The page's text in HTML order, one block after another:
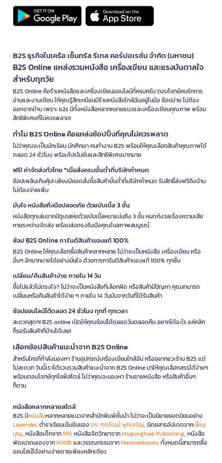
B2S ธุรกิจในเครือ เซ็นทรัล รีเทล คอร์ปอเรชั่น จำกัด (มหาชน)
B2S Online แหล่งรวมหนังสือ เครื่องเขียน และแรงบันดาลใจ
สำหรับทุกวัย
B2S Online คือร้านหนังสือและเครื่องเขียนออนไลน์ที่ครบครัน ตอบโจทย์คนรักการ
อ่านและงานเขียน ให้คุณรู้สึกเหมือนมีร้านหนังสือใกล้ฉันอยู่ในมือ ช้อปง่าย ไม่ต้อง
ออกจากบ้าน เพราะ b2s มีทั้งหนังสือหลากหลายแนวและเครื่องเขียนคุณภาพ พร้อม
สิทธิพิเศษที่ไม่ควรพลาด!
ทำไม B2S Online คือแหล่งช้อปปิ้งที่คุณไม่ควรพลาด
ไม่ว่าคุณจะเป็นนักเรียน นักศึกษา คนทำงาน B2S พร้อมให้คุณเลือกสินค้าคุณภาพได้
ตลอด 24 ชั่วโมง พร้อมโปรโมชั่นและสิทธิพิเศษมากมาย
ฟรี! ค่าจัดส่งทั่วไทย *เมื่อสั่งครบขั้นต่ำที่บริษัทกำหนด
ช้อปเพลินเกินคุ้ม! เพียงมียอดสั่งซื้อสินค้าขั้นต่ำที่บริษัทกำหนด รับสิทธิ์ส่งฟรีถึงบ้าน
ไม่ต้องจ่ายเพิ่ม
มั่นใจ หนังสือถึงมือปลอดภัย ด้วยบับเบิ้ล 3 ชั้น
หนังสือทุกเล่มจากบีทูเอสห่อด้วยบับเบิ้ลหนาแน่นถึง 3 ชั้น หมดกังวลเรื่องความเสีย
หายระหว่างจัดส่ง พร้อมส่งตรงถึงมือคุณในสภาพสมบูรณ์
ช้อป B2S Online การันตีสินค้าของแท้ 100%
B2S Online ให้คุณเลือกซื้อสินค้าหลากหลาย ไม่ว่าจะเป็นหนังสือ เครื่องเขียน หรือ
อื่นๆ อีกมากมายได้อย่างมั่นใจ ด้วยการการันตีสินค้าของแท้ 100% ทุกชิ้น
เปลี่ยน/คืนสินค้าง่าย ภายใน 14 วัน
ซื้อไปแล้วไม่ตรงใจ? ไม่ว่าจะเป็นหนังสือที่เลือกผิด หรือสินค้ามีปัญหา คุณสามารถ
เปลี่ยนหรือคืนสินค้าได้ง่าย ๆ ภายใน 14 วันนับจากวันที่ได้รับสินค้า
ช้อปออนไลน์ได้ตลอด 24 ชั่วโมง ทุกที่ ทุกเวลา
สะดวกสุดๆ! B2S online เปิดให้คุณช้อปได้ตลอดวันตลอดคืน อยากได้อะไร แค่คลิก
ก็รอรับสินค้าที่บ้านได้เลย!
เลือกช้อปสินค้าแนะนำจาก B2S Online
สำหรับใครที่กำลังมองหา ร้านอุปกรณ์เครื่องเขียนใกล้ฉัน หรืออยากแวะร้าน B2S แต่
ไม่สะดวก วันนี้เราได้รวบรวมสินค้าแนะนำจาก B2S Online มาให้คุณเลือกสรรได้ง่ายๆ
พร้อมตอบโจทย์ทุกไลฟ์สไตล์ ไม่ว่าคุณจะมองหา ร้านขายหนังสือ หรือสินค้าอื่นๆ
ก็ตาม
หนังสือหลากหลายสไตล์
B2S มีหนังสือหลากหลายแนวจากสำนักพิมพ์ชั้นนำ ไม่ว่าจะเป็นนิยายยอดนิยมอย่าง
Lavender, ตำราเรียนเข้มข้นของดร. ศุภวัฒน์ พุกเจริญ, นิตยสารอัปเดตจากเพ็ญ
บุญ, หนังสือเด็กจากMIS หนังสือจิตวิทยาจากMugunghwa Publishing, หนังสือ
พัฒนาตนเองจากKOOB และวรรณกรรมจากNanmeebooks ทั้งหมดนี้สามารถซื้อ
ออนไลน์ได้อย่างง่ายดายเพียงคลิกเดียว